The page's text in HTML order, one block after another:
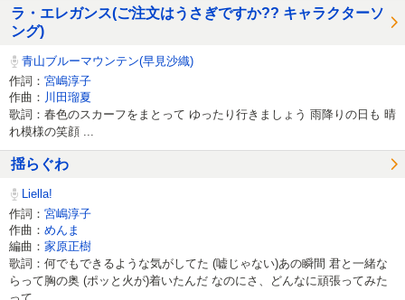
ラ・エレガンス(ご注文はうさぎですか?? キャラクターソ
ング)
青山ブルーマウンテン(早見沙織)
作詞： 宮嶋淳子
作曲： 川田瑠夏
歌詞：春色のスカーフをまとって ゆったり行きましょう 雨降りの日も 晴
れ模様の笑顔 ...
揺らぐわ
Liella!
作詞： 宮嶋淳子
作曲： めんま
編曲： 家原正樹
歌詞：何でもできるような気がしてた (嘘じゃない)あの瞬間 君と一緒な
らって胸の奥 (ポッと火が)着いたんだ なのにさ、どんなに頑張ってみた